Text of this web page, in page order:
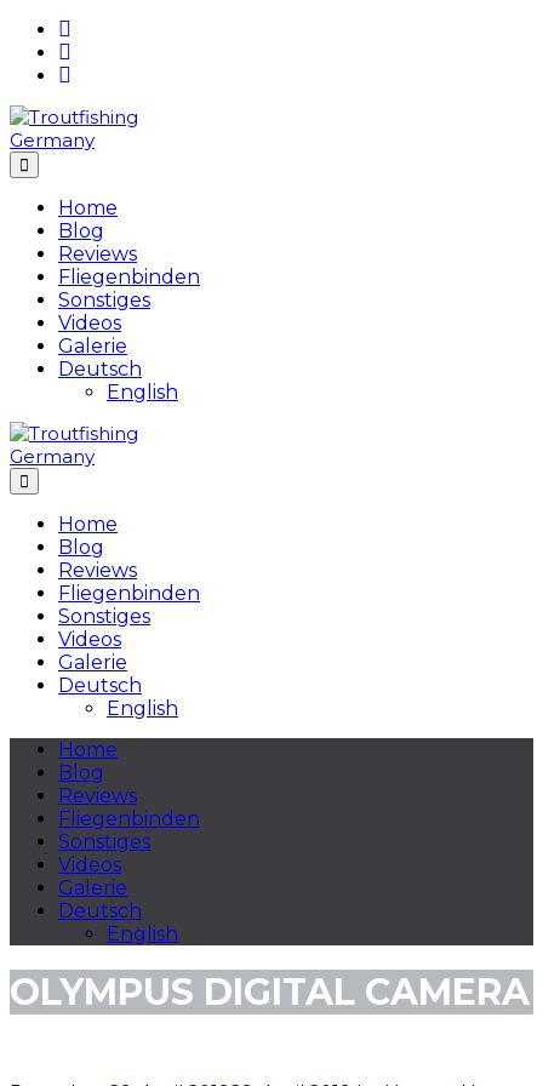
Skip
content
Home
Blog
Reviews
Fliegenbinden
Sonstiges
Videos
Galerie
Deutsch
English
Home
Blog
Reviews
Fliegenbinden
Sonstiges
Videos
Galerie
Deutsch
English
Home
Blog
Reviews
Fliegenbinden
Sonstiges
Videos
Galerie
Deutsch
English
OLYMPUS DIGITAL CAMERA